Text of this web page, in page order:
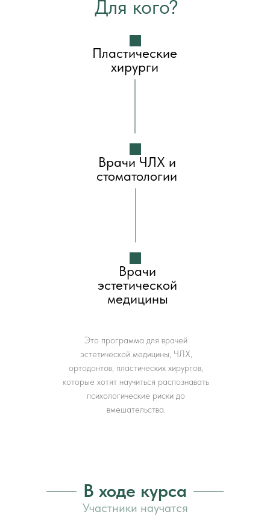
Для кого?
Пластические
хирурги
Это программа для врачей
эстетической медицины, ЧЛХ,
ортодонтов, пластических хирургов,
которые хотят научиться распознавать
психологические риски до
вмешательства.
Врачи ЧЛХ и
стоматологии
Врачи
эстетической
медицины
В ходе курса
Участники научатся